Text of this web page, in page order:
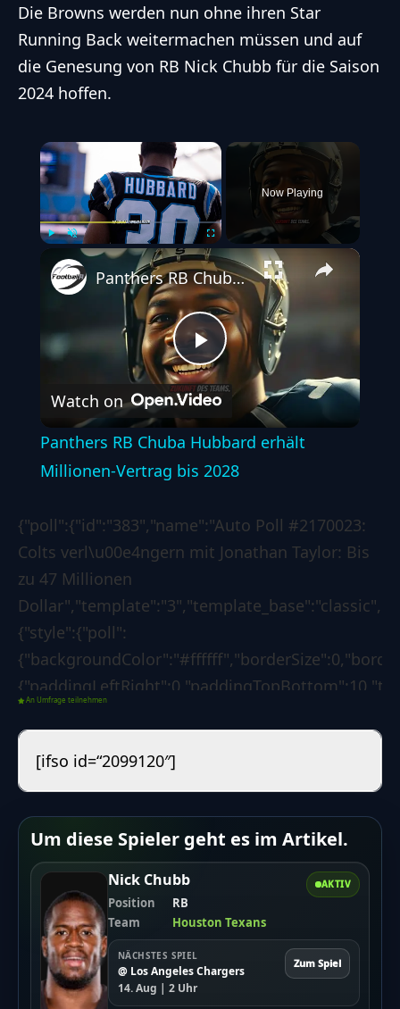
Die Browns werden nun ohne ihren Star
Running Back weitermachen müssen und auf
die Genesung von RB Nick Chubb für die Saison
2024 hoffen.
×
Unmute Fullscreen
Now Playing
Play
Video
Panthers RB Chuba Hubbard erhält Millionen-Vertrag bis 2028
Watch on
Panthers RB Chuba Hubbard erhält
Millionen-Vertrag bis 2028
{"poll":{"id":"383","name":"Auto Poll #2170023:
Colts verl\u00e4ngern mit Jonathan Taylor: Bis
zu 47 Millionen
{"style":{"poll":
[]},"options":{"poll":
08-13
{"showResultsMoment":["after-
vote"],"customDateResults":"","showResultsTo":
["guest","registered"],"resultsDetails":
["percentages","votes-
An Umfrage teilnehmen
[ifso id=“2099120″]
Um diese Spieler geht es im Artikel.
AKTIV
Nick Chubb
Position
RB
Team
Houston Texans
NÄCHSTES SPIEL
@ Los Angeles Chargers
14. Aug | 2 Uhr
Zum Spiel